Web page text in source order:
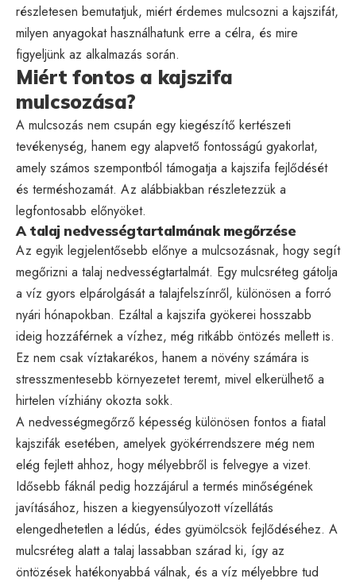
részletesen bemutatjuk, miért érdemes mulcsozni a kajszifát,
milyen anyagokat használhatunk erre a célra, és mire
figyeljünk az alkalmazás során.
Miért fontos a kajszifa
mulcsozása?
A mulcsozás nem csupán egy kiegészítő kertészeti
tevékenység, hanem egy alapvető fontosságú gyakorlat,
amely számos szempontból támogatja a kajszifa fejlődését
és terméshozamát. Az alábbiakban részletezzük a
legfontosabb előnyöket.
A talaj nedvességtartalmának megőrzése
Az egyik legjelentősebb előnye a mulcsozásnak, hogy segít
megőrizni a talaj nedvességtartalmát. Egy mulcsréteg gátolja
a víz gyors elpárolgását a talajfelszínről, különösen a forró
nyári hónapokban. Ezáltal a kajszifa gyökerei hosszabb
ideig hozzáférnek a vízhez, még ritkább öntözés mellett is.
Ez nem csak víztakarékos, hanem a növény számára is
stresszmentesebb környezetet teremt, mivel elkerülhető a
hirtelen vízhiány okozta sokk.
A nedvességmegőrző képesség különösen fontos a fiatal
kajszifák esetében, amelyek gyökérrendszere még nem
elég fejlett ahhoz, hogy mélyebbről is felvegye a vizet.
Idősebb fáknál pedig hozzájárul a termés minőségének
javításához, hiszen a kiegyensúlyozott vízellátás
elengedhetetlen a lédús, édes gyümölcsök fejlődéséhez. A
mulcsréteg alatt a talaj lassabban szárad ki, így az
öntözések hatékonyabbá válnak, és a víz mélyebbre tud